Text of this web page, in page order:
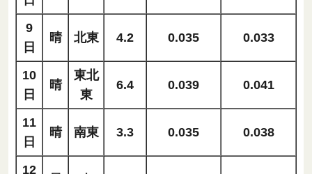
9
日
晴 北東 4.2 0.035 0.033
10
日
晴
東北
東
6.4 0.039 0.041
11
日
晴 南東 3.3 0.035 0.038
12